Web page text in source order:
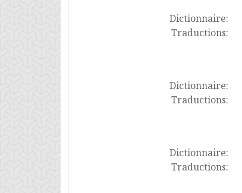
Dictionnaire:
Traductions:
Dictionnaire:
Traductions:
Dictionnaire:
Traductions: